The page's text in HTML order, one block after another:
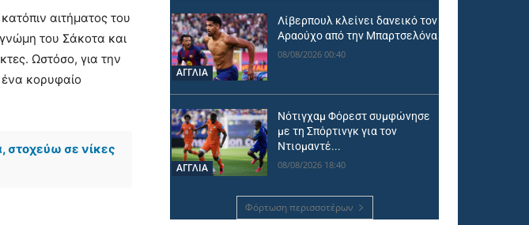
αιτήματος του
του Σάκοτα και
Ωστόσο, για την
ένα κορυφαίο
στοχεύω σε νίκες
ΑΓΓΛΙΑ
Λίβερπουλ κλείνει δανεικό τον
Αραούχο από την Μπαρτσελόνα
08/08/2026 00:40
ΑΓΓΛΙΑ
Νότιγχαμ Φόρεστ συμφώνησε
με τη Σπόρτινγκ για τον
Ντιομαντέ...
08/08/2026 18:40
Φόρτωση περισσοτέρων